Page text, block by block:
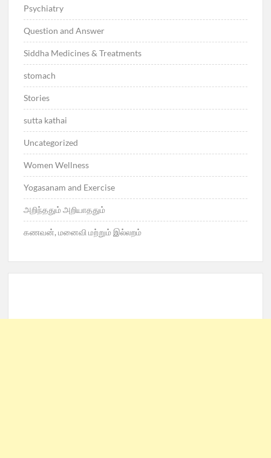
Psychiatry
Question and Answer
Siddha Medicines & Treatments
stomach
Stories
sutta kathai
Uncategorized
Women Wellness
Yogasanam and Exercise
அறிந்ததும் அறியாததும்
கணவன், மனைவி மற்றும் இல்லறம்